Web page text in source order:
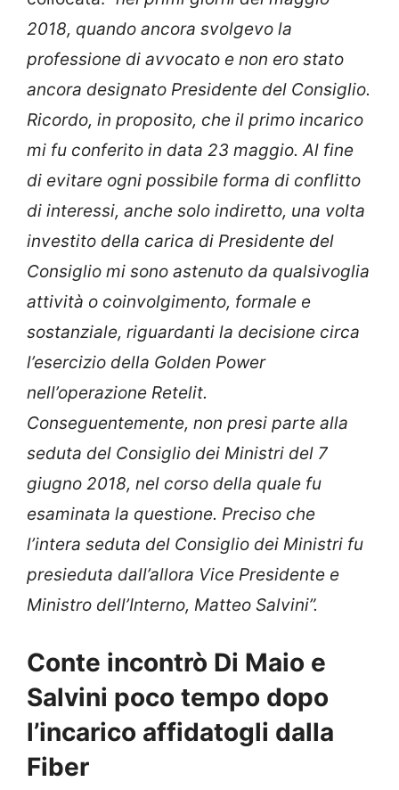
2018, quando ancora svolgevo la
professione di avvocato e non ero stato
ancora designato Presidente del Consiglio.
Ricordo, in proposito, che il primo incarico
mi fu conferito in data 23 maggio. Al fine
di evitare ogni possibile forma di conflitto
di interessi, anche solo indiretto, una volta
investito della carica di Presidente del
Consiglio mi sono astenuto da qualsivoglia
attività o coinvolgimento, formale e
sostanziale, riguardanti la decisione circa
l’esercizio della Golden Power
nell’operazione Retelit.
Conseguentemente, non presi parte alla
seduta del Consiglio dei Ministri del 7
giugno 2018, nel corso della quale fu
esaminata la questione. Preciso che
l’intera seduta del Consiglio dei Ministri fu
presieduta dall’allora Vice Presidente e
Ministro dell’Interno, Matteo Salvini”.
Conte incontrò Di Maio e
Salvini poco tempo dopo
l’incarico affidatogli dalla
Fiber